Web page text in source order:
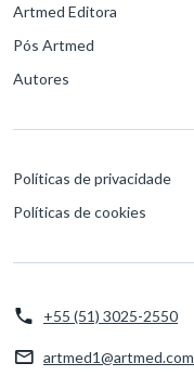
Artmed Editora
Pós Artmed
Autores
Políticas de privacidade
Políticas de cookies
+55 (51) 3025-2550
artmed1@artmed.com